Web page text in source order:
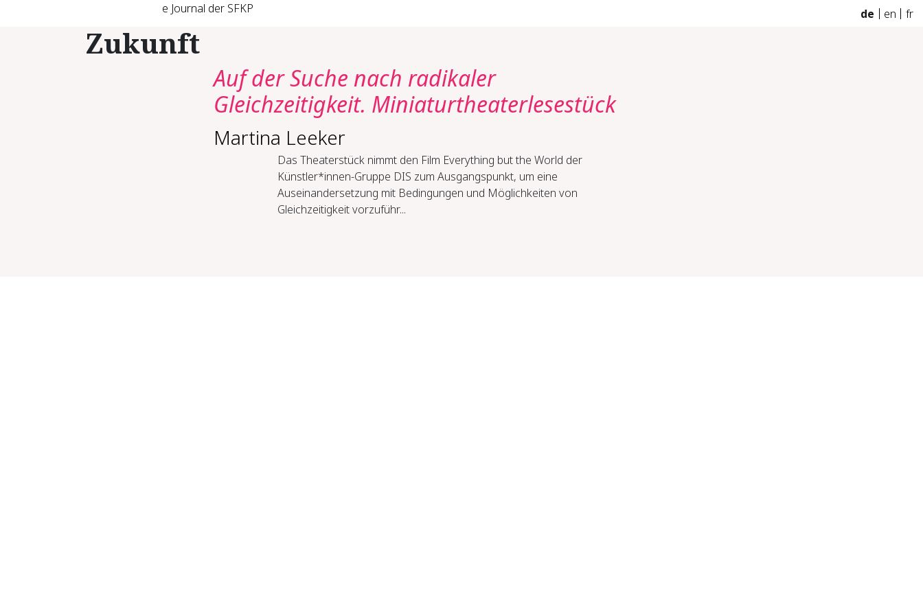
e Journal der SFKP de en fr
Zukunft
Auf der Suche nach radikaler
Gleichzeitigkeit. Miniaturtheaterlesestück
Martina Leeker
Das Theaterstück nimmt den Film Everything but the World der
Künstler*innen-Gruppe DIS zum Ausgangspunkt, um eine
Auseinandersetzung mit Bedingungen und Möglichkeiten von
Gleichzeitigkeit vorzuführ...